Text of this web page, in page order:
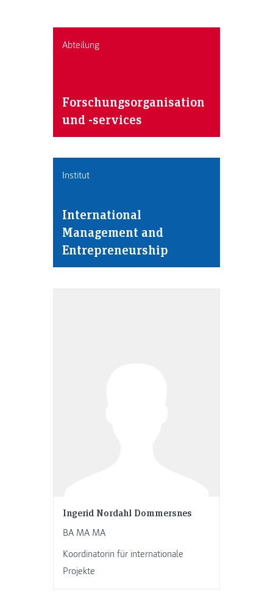
Abteilung
Forschungsorganisation
und -services
Institut
International
Management and
Entrepreneurship
Ingerid Nordahl Dommersnes
BA MA MA
Koordinatorin für internationale
Projekte